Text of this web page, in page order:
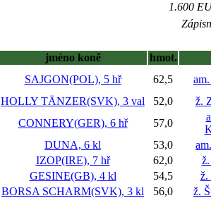
1.600
jméno koně
hmot.
SAJGON(POL), 5 hř 62,5
HOLLY TÄNZER(SVK), 3 val 52,0
ž.
CONNERY(GER), 6 hř 57,0
DUNA, 6 kl 53,0
IZOP(IRE), 7 hř 62,0
GESINE(GB), 4 kl 54,5
ž.
BORSA SCHARM(SVK), 3 kl 56,0
ž.